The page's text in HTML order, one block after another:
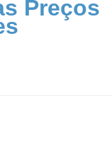
Preços